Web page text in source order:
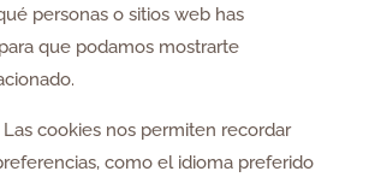
personas o sitios web has
que podamos mostrarte
Las cookies nos permiten recordar
como el idioma preferido